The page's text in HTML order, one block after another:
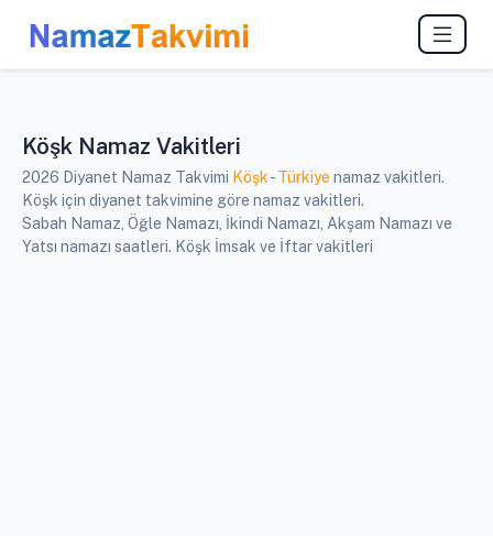
Köşk Namaz Vakitleri
2026 Diyanet Namaz Takvimi Köşk-Türkiye namaz vakitleri.
Köşk için diyanet takvimine göre namaz vakitleri.
Sabah Namaz, Öğle Namazı, İkindi Namazı, Akşam Namazı ve
Yatsı namazı saatleri. Köşk İmsak ve İftar vakitleri